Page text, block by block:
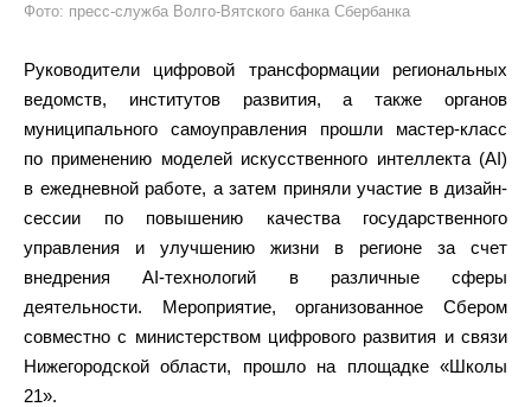
Фото: пресс-служба Волго-Вятского банка Сбербанка
Руководители цифровой трансформации региональных
ведомств, институтов развития, а также органов
муниципального самоуправления прошли мастер-класс
по применению моделей искусственного интеллекта (AI)
в ежедневной работе, а затем приняли участие в дизайн-
сессии по повышению качества государственного
управления и улучшению жизни в регионе за счет
внедрения AI-технологий в различные сферы
деятельности. Мероприятие, организованное Сбером
совместно с министерством цифрового развития и связи
Нижегородской области, прошло на площадке «Школы
21».